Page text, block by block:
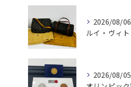
2026/08/06
2026/08/05